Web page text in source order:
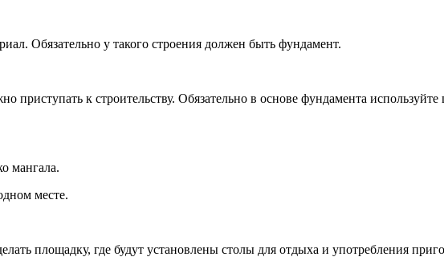
Обязательно у такого строения должен быть фундамент.
приступать к строительству. Обязательно в основе фундамента
мангала.
месте.
площадку, где будут установлены столы для отдыха и употребления